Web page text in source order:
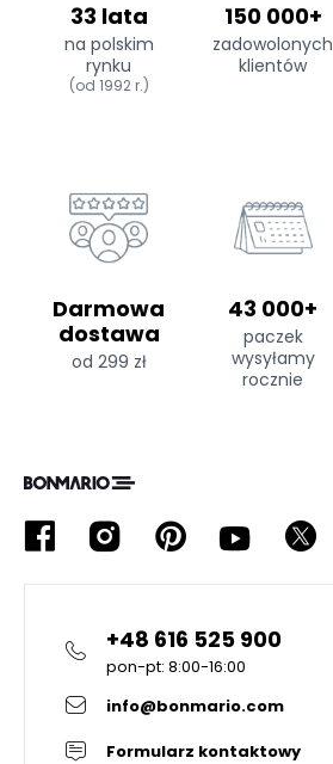
33 lata
na polskim
rynku
(od 1992 r.)
150 000+
zadowolonych
klientów
Darmowa
dostawa
od 299 zł
43 000+
paczek
wysyłamy
rocznie
+48 616 525 900
pon-pt: 8:00-16:00
info@bonmario.com
Formularz kontaktowy